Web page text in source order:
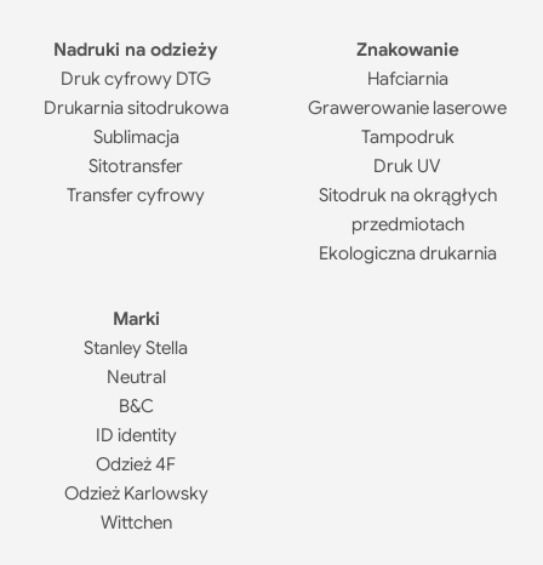
Torby sportowe
Walizki
Worko-plecaki
Zestawy prezentowe
Mini figurki
Ręczniki
Gadżety TopQ
Nadruki na odzieży
Druk cyfrowy DTG
Drukarnia sitodrukowa
Sublimacja
Sitotransfer
Transfer cyfrowy
Znakowanie
Hafciarnia
Grawerowanie laserowe
Tampodruk
Druk UV
Sitodruk na okrągłych
przedmiotach
Ekologiczna drukarnia
Marki
Stanley Stella
Neutral
B&C
ID identity
Odzież 4F
Odzież Karlowsky
Wittchen